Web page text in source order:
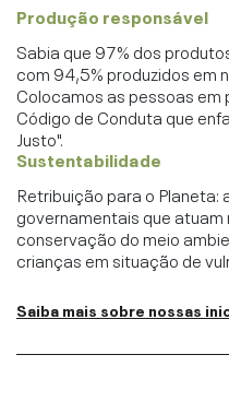
Produção responsável
Sabia que 97% dos
com 94,5% produzidos em
Colocamos as pessoas em
Código de Conduta que
Justo".
Sustentabilidade
Retribuição para o
governamentais que
conservação do meio
crianças em situação de
Saiba mais sobre nossas